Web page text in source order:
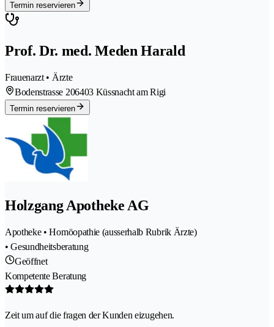
Termin reservieren
Prof. Dr. med. Meden Harald
Frauenarzt • Ärzte
Bodenstrasse 206403 Küssnacht am Rigi
Termin reservieren
Holzgang Apotheke AG
Apotheke • Homöopathie (ausserhalb Rubrik Ärzte)
• Gesundheitsberatung
Geöffnet
Kompetente Beratung
Zeit um auf die fragen der Kunden eizugehen.